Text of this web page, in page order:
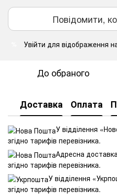
Повідомити,
Увійти для відображення
До обраного
Доставка Оплата
У відділення
згідно тарифів перевізника.
Адресна
згідно тарифів перевізника.
У відділення
згідно тарифів перевізника.